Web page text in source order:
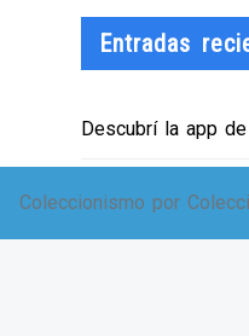
Coleccionismo por
Entradas
Descubrí la app
EXPO SOLIDARIA